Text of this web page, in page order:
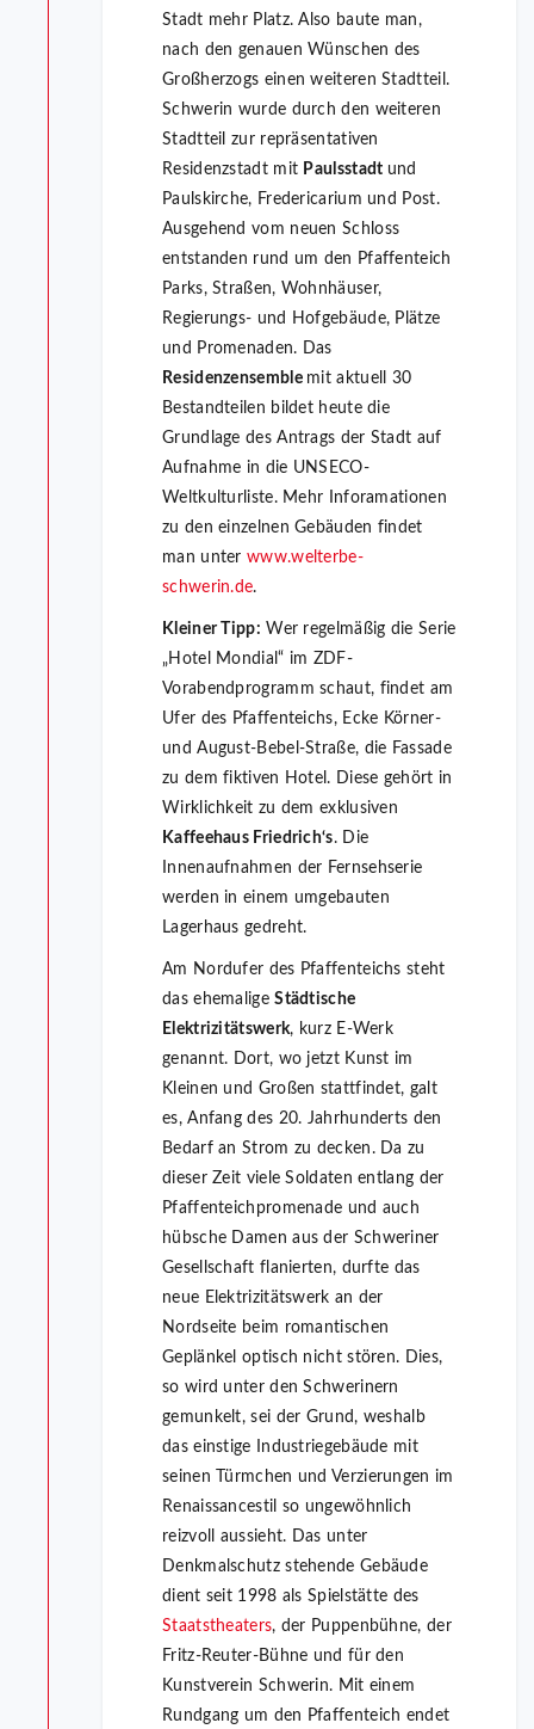
Stadt mehr Platz. Also baute man,
nach den genauen Wünschen des
Großherzogs einen weiteren Stadtteil.
Schwerin wurde durch den weiteren
Stadtteil zur repräsentativen
Residenzstadt mit Paulsstadt und
Paulskirche, Fredericarium und Post.
Ausgehend vom neuen Schloss
entstanden rund um den Pfaffenteich
Parks, Straßen, Wohnhäuser,
Regierungs- und Hofgebäude, Plätze
und Promenaden. Das
Residenzensemble mit aktuell 30
Bestandteilen bildet heute die
Grundlage des Antrags der Stadt auf
Aufnahme in die UNSECO-
Weltkulturliste. Mehr Inforamationen
zu den einzelnen Gebäuden findet
man unter www.welterbe-
schwerin.de.
Kleiner Tipp: Wer regelmäßig die Serie
„Hotel Mondial“ im ZDF-
Vorabendprogramm schaut, findet am
Ufer des Pfaffenteichs, Ecke Körner-
und August-Bebel-Straße, die Fassade
zu dem fiktiven Hotel. Diese gehört in
Wirklichkeit zu dem exklusiven
Kaffeehaus Friedrich‘s. Die
Innenaufnahmen der Fernsehserie
werden in einem umgebauten
Lagerhaus gedreht.
Am Nordufer des Pfaffenteichs steht
das ehemaligeStädtische
Elektrizitätswerk, kurz E-Werk
genannt. Dort, wo jetzt Kunst im
Kleinen und Großen stattfindet, galt
es, Anfang des 20. Jahrhunderts den
Bedarf an Strom zu decken. Da zu
dieser Zeit viele Soldaten entlang der
Pfaffenteichpromenade und auch
hübsche Damen aus der Schweriner
Gesellschaft flanierten, durfte das
neue Elektrizitätswerk an der
Nordseite beim romantischen
Geplänkel optisch nicht stören. Dies,
so wird unter den Schwerinern
gemunkelt, sei der Grund, weshalb
das einstige Industriegebäude mit
seinen Türmchen und Verzierungen im
Renaissancestil so ungewöhnlich
reizvoll aussieht. Das unter
Denkmalschutz stehende Gebäude
dient seit 1998 als Spielstätte des
Staatstheaters, der Puppenbühne, der
Fritz-Reuter-Bühne und für den
Kunstverein Schwerin. Mit einem
Rundgang um den Pfaffenteich endet